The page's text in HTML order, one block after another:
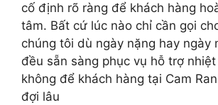
cố định rõ ràng để khách hàng
tâm. Bất cứ lúc nào chỉ cần gọi
chúng tôi dù ngày nặng hay ngày
đều sẵn sàng phục vụ hỗ trợ
không để khách hàng tại Cam
đợi lâu